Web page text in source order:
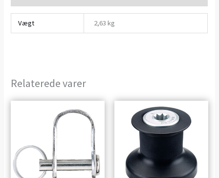
Vægt 2,63 kg
Relaterede varer